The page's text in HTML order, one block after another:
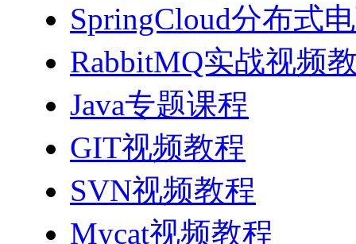
SpringCloud分布式
RabbitMQ实战视频
Java专题课程
GIT视频教程
SVN视频教程
Mycat视频教程